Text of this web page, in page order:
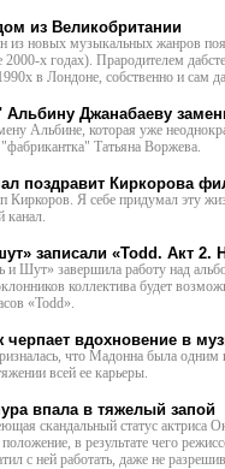
из Великобритании
из новых музыкальных жанров
2000-х годах). Прародителем
в Лондоне, собственно и сам
Джанабаеву
Альбине, которая уже
Татьяна Воржева.
поздравит Киркорова
Я себе придумал эту
канал.
записали «Todd. Акт 2.
и Шут» завершила работу над
коллектива будет
«Todd».
черпает вдохновение в
что Мадонна была одним
всей ее карьеры.
впала в тяжелый запой
скандальный статус актриса
положение, в результате чего
с ней работать, даже не